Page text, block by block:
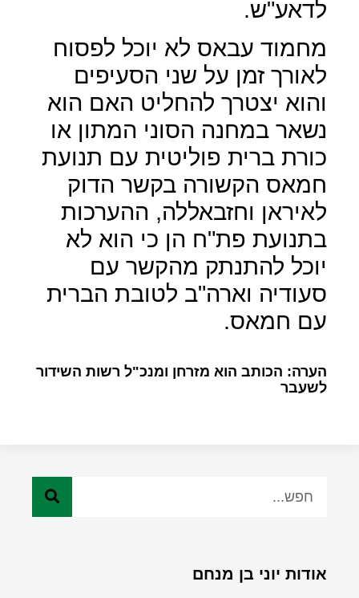
לדאע"ש.
מחמוד עבאס לא יוכל לפסוח
לאורך זמן על שני הסעיפים
והוא יצטרך להחליט האם הוא
נשאר במחנה הסוני המתון או
כורת ברית פוליטית עם תנועת
חמאס הקשורה בקשר הדוק
לאיראן וחזבאללה, ההערכות
בתנועת פת"ח הן כי הוא לא
יוכל להתנתק מהקשר עם
סעודיה וארה"ב לטובת הברית
עם חמאס.
הערה: הכותב הוא מזרחן ומנכ"ל רשות השידור
לשעבר
אודות יוני בן מנחם